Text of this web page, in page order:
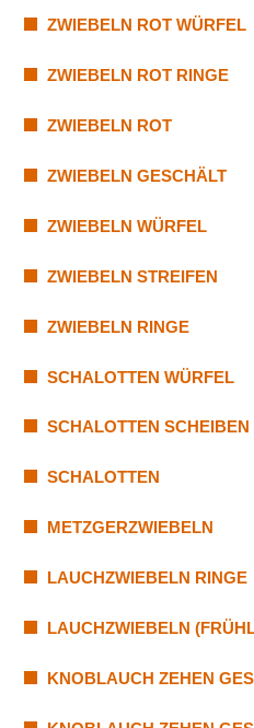
ZWIEBELN ROT WÜRFEL
ZWIEBELN ROT RINGE
ZWIEBELN ROT
ZWIEBELN GESCHÄLT
ZWIEBELN WÜRFEL
ZWIEBELN STREIFEN
ZWIEBELN RINGE
SCHALOTTEN WÜRFEL
SCHALOTTEN SCHEIBEN
SCHALOTTEN
METZGERZWIEBELN
LAUCHZWIEBELN RINGE
LAUCHZWIEBELN
KNOBLAUCH ZEHEN